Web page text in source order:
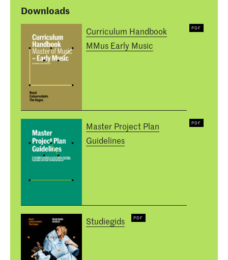
Downloads
Curriculum Handbook
MMus Early Music
Master Project Plan
Guidelines
Studiegids